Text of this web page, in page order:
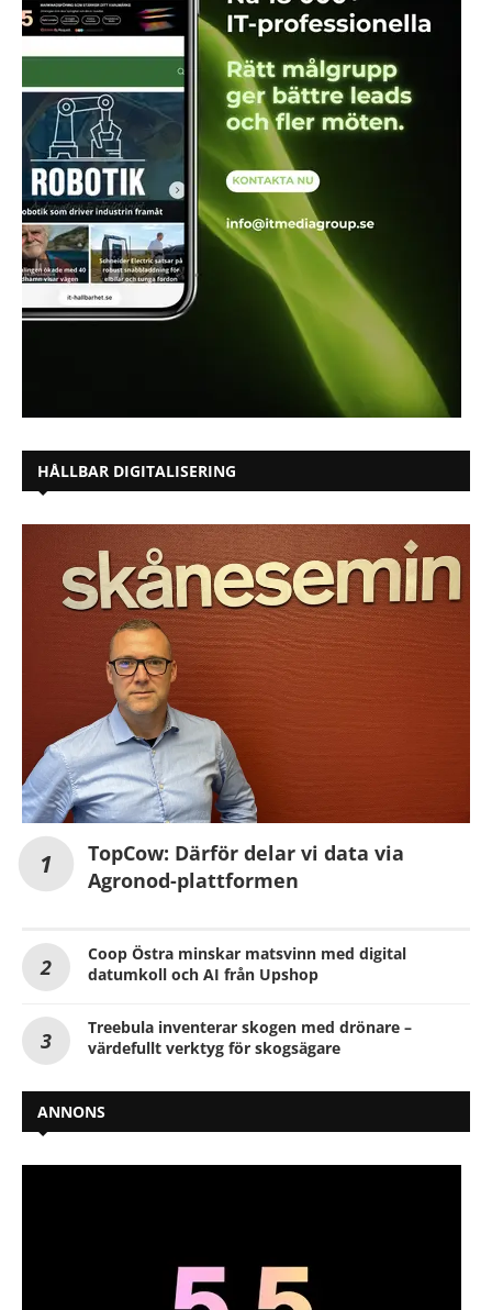
HÅLLBAR DIGITALISERING
TopCow: Därför delar vi data via
Agronod-plattformen
Coop Östra minskar matsvinn med digital
datumkoll och AI från Upshop
Treebula inventerar skogen med drönare –
värdefullt verktyg för skogsägare
ANNONS